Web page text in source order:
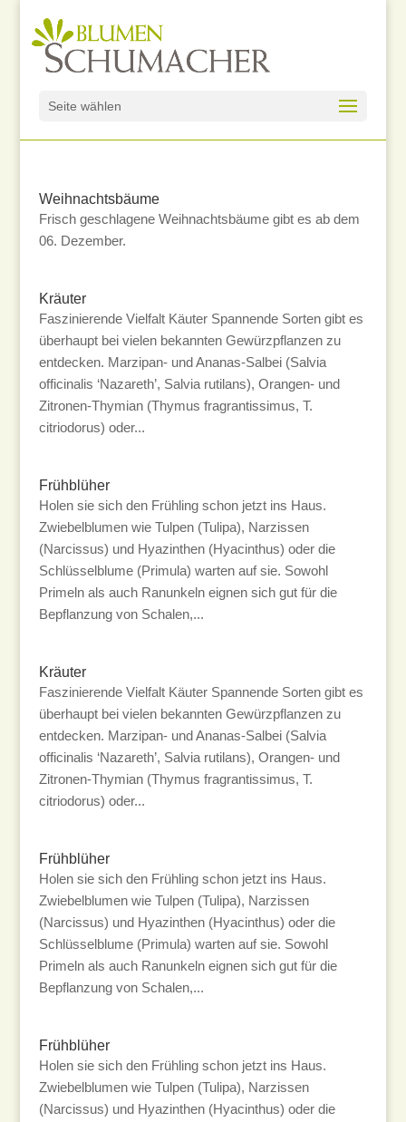
Seite wählen
Weihnachtsbäume
Frisch geschlagene Weihnachtsbäume gibt es ab dem
06. Dezember.
Kräuter
Faszinierende Vielfalt Käuter Spannende Sorten gibt es
überhaupt bei vielen bekannten Gewürzpflanzen zu
entdecken. Marzipan- und Ananas-Salbei (Salvia
officinalis ‘Nazareth’, Salvia rutilans), Orangen- und
Zitronen-Thymian (Thymus fragrantissimus, T.
citriodorus) oder...
Frühblüher
Holen sie sich den Frühling schon jetzt ins Haus.
Zwiebelblumen wie Tulpen (Tulipa), Narzissen
(Narcissus) und Hyazinthen (Hyacinthus) oder die
Schlüsselblume (Primula) warten auf sie. Sowohl
Primeln als auch Ranunkeln eignen sich gut für die
Bepflanzung von Schalen,...
Kräuter
Faszinierende Vielfalt Käuter Spannende Sorten gibt es
überhaupt bei vielen bekannten Gewürzpflanzen zu
entdecken. Marzipan- und Ananas-Salbei (Salvia
officinalis ‘Nazareth’, Salvia rutilans), Orangen- und
Zitronen-Thymian (Thymus fragrantissimus, T.
citriodorus) oder...
Frühblüher
Holen sie sich den Frühling schon jetzt ins Haus.
Zwiebelblumen wie Tulpen (Tulipa), Narzissen
(Narcissus) und Hyazinthen (Hyacinthus) oder die
Schlüsselblume (Primula) warten auf sie. Sowohl
Primeln als auch Ranunkeln eignen sich gut für die
Bepflanzung von Schalen,...
Frühblüher
Holen sie sich den Frühling schon jetzt ins Haus.
Zwiebelblumen wie Tulpen (Tulipa), Narzissen
(Narcissus) und Hyazinthen (Hyacinthus) oder die